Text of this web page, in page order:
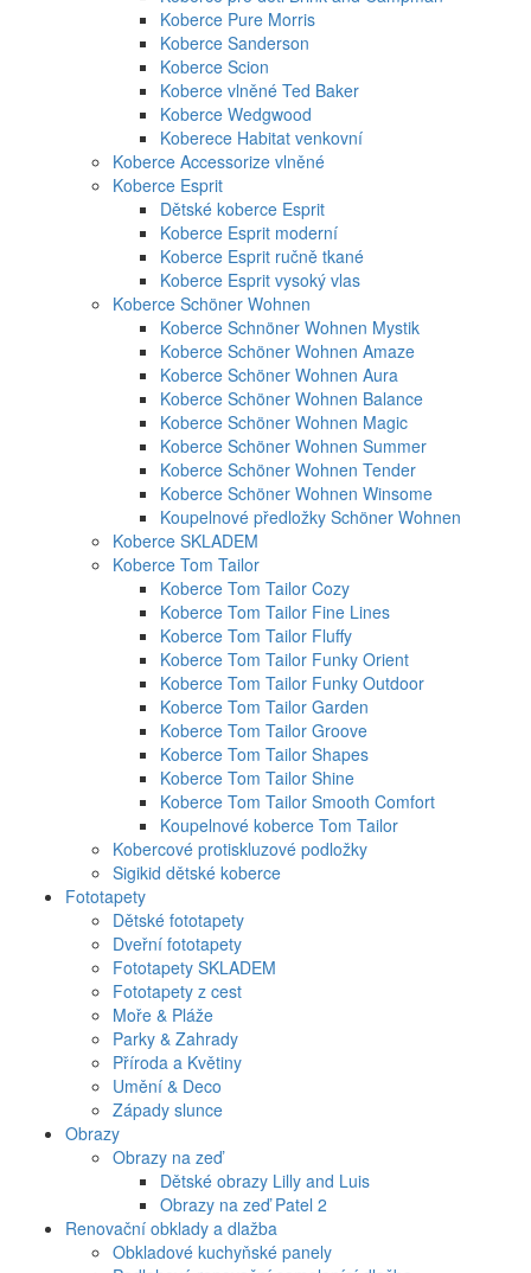
Koberce Pure Morris
Koberce Sanderson
Koberce Scion
Koberce vlněné Ted Baker
Koberce Wedgwood
Koberece Habitat venkovní
Koberce Accessorize vlněné
Koberce Esprit
Dětské koberce Esprit
Koberce Esprit moderní
Koberce Esprit ručně tkané
Koberce Esprit vysoký vlas
Koberce Schöner Wohnen
Koberce Schnöner Wohnen Mystik
Koberce Schöner Wohnen Amaze
Koberce Schöner Wohnen Aura
Koberce Schöner Wohnen Balance
Koberce Schöner Wohnen Magic
Koberce Schöner Wohnen Summer
Koberce Schöner Wohnen Tender
Koberce Schöner Wohnen Winsome
Koupelnové předložky Schöner Wohnen
Koberce SKLADEM
Koberce Tom Tailor
Koberce Tom Tailor Cozy
Koberce Tom Tailor Fine Lines
Koberce Tom Tailor Fluffy
Koberce Tom Tailor Funky Orient
Koberce Tom Tailor Funky Outdoor
Koberce Tom Tailor Garden
Koberce Tom Tailor Groove
Koberce Tom Tailor Shapes
Koberce Tom Tailor Shine
Koberce Tom Tailor Smooth Comfort
Koupelnové koberce Tom Tailor
Kobercové protiskluzové podložky
Sigikid dětské koberce
Fototapety
Dětské fototapety
Dveřní fototapety
Fototapety SKLADEM
Fototapety z cest
Moře & Pláže
Parky & Zahrady
Příroda a Květiny
Umění & Deco
Západy slunce
Obrazy
Obrazy na zeď
Dětské obrazy Lilly and Luis
Obrazy na zeď Patel 2
Renovační obklady a dlažba
Obkladové kuchyňské panely